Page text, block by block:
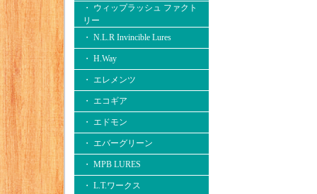
・ ウィップラッシュ ファクト
リー
・ N.L.R Invincible Lures
・ H.Way
・ エレメンツ
・ エコギア
・ エドモン
・ エバーグリーン
・ MPB LURES
・ L.T.ワークス